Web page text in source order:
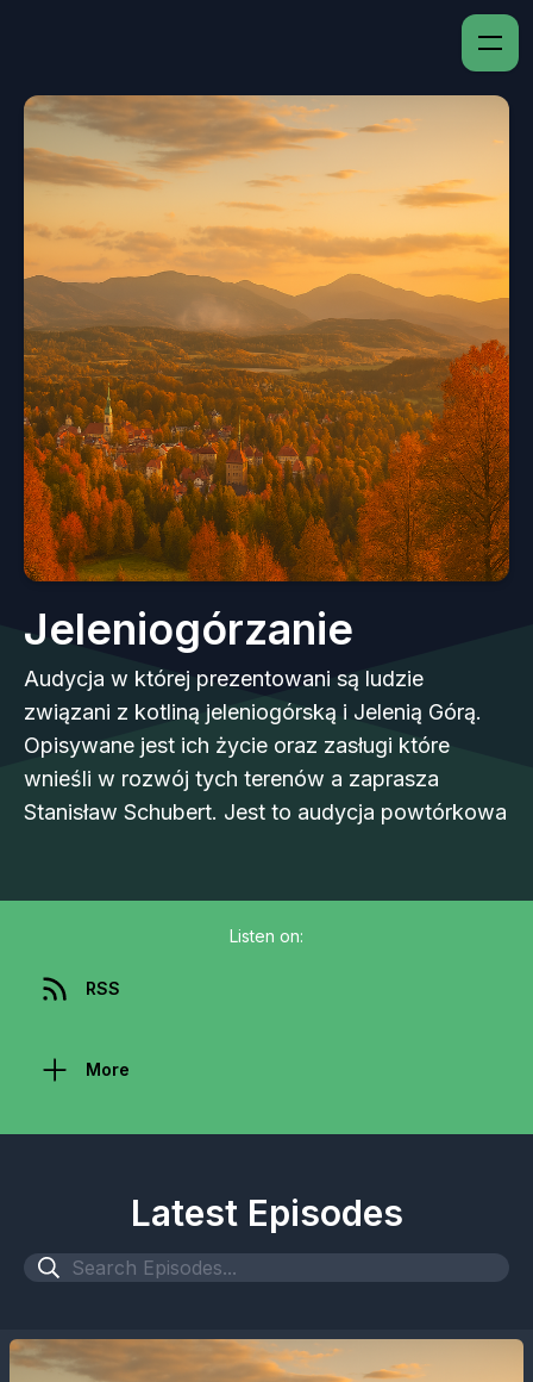
Jeleniogórzanie
Audycja w której prezentowani są ludzie
związani z kotliną jeleniogórską i Jelenią Górą.
Opisywane jest ich życie oraz zasługi które
wnieśli w rozwój tych terenów a zaprasza
Stanisław Schubert. Jest to audycja powtórkowa
Listen on:
RSS
More
Latest Episodes